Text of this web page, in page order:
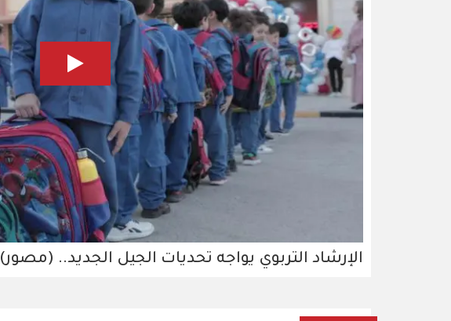
الإرشاد التربوي يواجه تحديات الجيل الجديد.. (مصور)